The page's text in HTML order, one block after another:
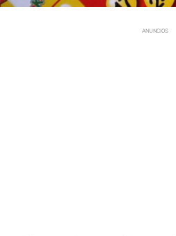
ANUNCIOS